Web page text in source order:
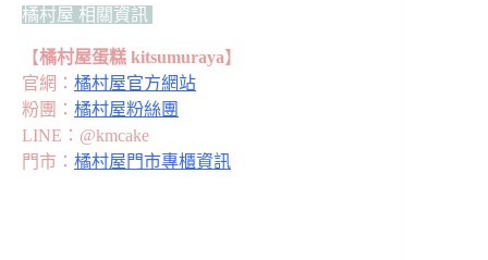
橘村屋 相關資訊
【橘村屋蛋糕 kitsumuraya】
官網： 橘村屋官方網站
粉團： 橘村屋粉絲團
LINE：@kmcake
門市： 橘村屋門市專櫃資訊